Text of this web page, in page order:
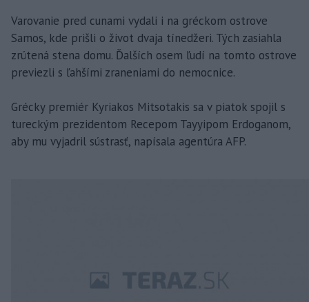
Varovanie pred cunami vydali i na gréckom ostrove
Samos, kde prišli o život dvaja tínedžeri. Tých zasiahla
zrútená stena domu. Ďalších osem ľudí na tomto ostrove
previezli s ľahšími zraneniami do nemocnice.
Grécky premiér Kyriakos Mitsotakis sa v piatok spojil s
tureckým prezidentom Recepom Tayyipom Erdoganom,
aby mu vyjadril sústrasť, napísala agentúra AFP.